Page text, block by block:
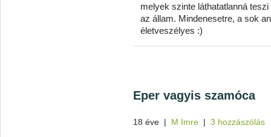
melyek szinte láthatatlanná
az állam. Mindenesetre, a sok
életveszélyes :)
Eper vagyis szamóca
18 éve | M Imre | 3 hozzászólás